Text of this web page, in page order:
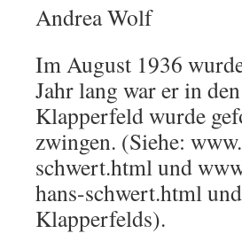
Andrea Wolf
Im August 1936
Jahr lang war er in
Klapperfeld wurde
zwingen. (Siehe:
schwert.html und
hans-schwert.html
Klapperfelds).